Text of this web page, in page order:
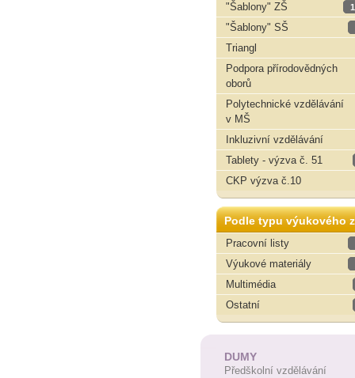
"Šablony" ZŠ
"Šablony" SŠ
Triangl
Podpora přírodovědných
oborů
Polytechnické vzdělávání
v MŠ
Inkluzivní vzdělávání
Tablety - výzva č. 51
CKP výzva č.10
Podle typu výukového
Pracovní listy
Výukové materiály
Multimédia
Ostatní
DUMY
Předškolní vzdělávání